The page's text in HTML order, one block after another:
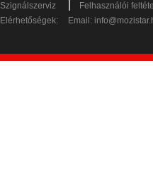
Szignálszerviz
Felhasználói
Elérhetőségek:
Email: